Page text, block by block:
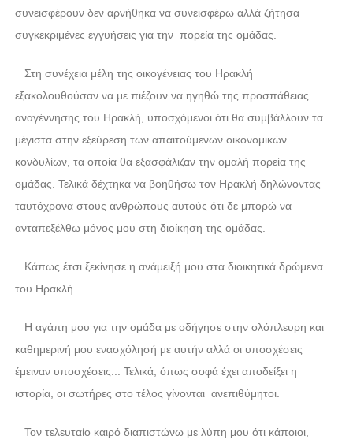
συνεισφέρουν δεν αρνήθηκα να συνεισφέρω αλλά ζήτησα
συγκεκριμένες εγγυήσεις για την πορεία της ομάδας.
Στη συνέχεια μέλη της οικογένειας του Ηρακλή
εξακολουθούσαν να με πιέζουν να ηγηθώ της προσπάθειας
αναγέννησης του Ηρακλή, υποσχόμενοι ότι θα συμβάλλουν τα
μέγιστα στην εξεύρεση των απαιτούμενων οικονομικών
κονδυλίων, τα οποία θα εξασφάλιζαν την ομαλή πορεία της
ομάδας. Τελικά δέχτηκα να βοηθήσω τον Ηρακλή δηλώνοντας
ταυτόχρονα στους ανθρώπους αυτούς ότι δε μπορώ να
ανταπεξέλθω μόνος μου στη διοίκηση της ομάδας.
Κάπως έτσι ξεκίνησε η ανάμειξή μου στα διοικητικά δρώμενα
του Ηρακλή…
Η αγάπη μου για την ομάδα με οδήγησε στην ολόπλευρη και
καθημερινή μου ενασχόλησή με αυτήν αλλά οι υποσχέσεις
έμειναν υποσχέσεις... Τελικά, όπως σοφά έχει αποδείξει η
ιστορία, οι σωτήρες στο τέλος γίνονται ανεπιθύμητοι.
Τον τελευταίο καιρό διαπιστώνω με λύπη μου ότι κάποιοι,